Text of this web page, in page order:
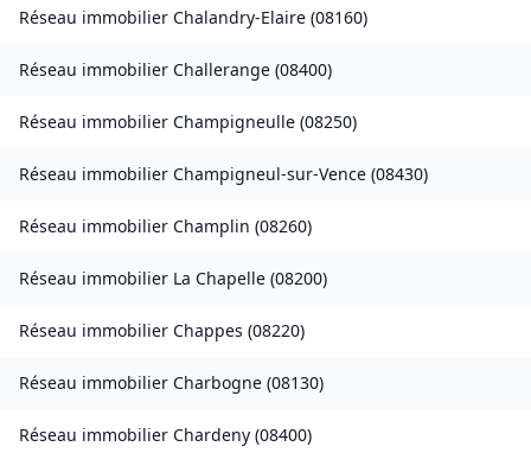
Réseau immobilier Chalandry-Elaire (08160)
Réseau immobilier Challerange (08400)
Réseau immobilier Champigneulle (08250)
Réseau immobilier Champigneul-sur-Vence (08430)
Réseau immobilier Champlin (08260)
Réseau immobilier La Chapelle (08200)
Réseau immobilier Chappes (08220)
Réseau immobilier Charbogne (08130)
Réseau immobilier Chardeny (08400)